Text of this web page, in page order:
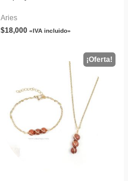
Aries
$18,000 «IVA incluido»